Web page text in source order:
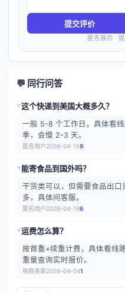
提交评价
匿名展示 ·
💬 同行问答
▶这个快递到美国大概多久？
一般 5-8 个工作日，具体看
季，会慢 2-3 天。
匿名用户2026-04-159
▶能寄食品到国外吗？
干货类可以，但需要食品出
多，具体问客服。
匿名用户2026-04-196
▶运费怎么算？
按首重+续重计费，具体看线
重量查询实时报价。
电商卖家2026-04-041